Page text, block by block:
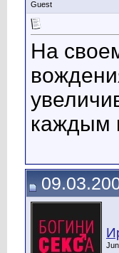
Guest
На
каждым